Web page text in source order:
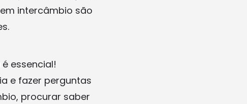
intercâmbio são
essencial!
e fazer perguntas
procurar saber